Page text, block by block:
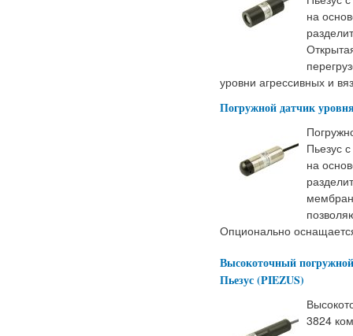
на
уровни агрессивных и
Погружной датчик
Пьезус
на
Опционально
Высокоточный
Пьезус (PIEZUS)
3824